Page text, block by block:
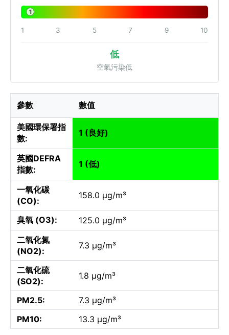
1
1 3 5 7 9 10
低
空氣污染低
參數 數值
美國環保署指
數:
1 (良好)
英國DEFRA
指數:
1 (低)
一氧化碳
(CO):
158.0 µg/m³
臭氧 (O3):
125.0 µg/m³
二氧化氮
(NO2):
7.3 µg/m³
二氧化硫
(SO2):
1.8 µg/m³
PM2.5:
7.3 µg/m³
PM10:
13.3 µg/m³